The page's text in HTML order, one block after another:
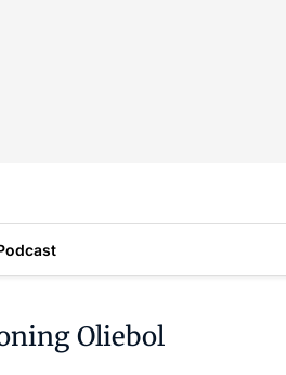
Oliebol